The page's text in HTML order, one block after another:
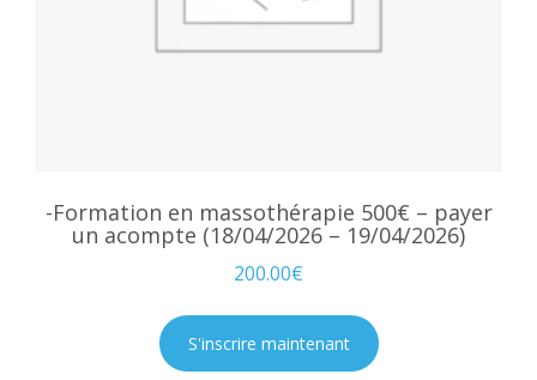
-Formation en massothérapie 500€ – payer
un acompte (18/04/2026 – 19/04/2026)
200.00€
S'inscrire maintenant